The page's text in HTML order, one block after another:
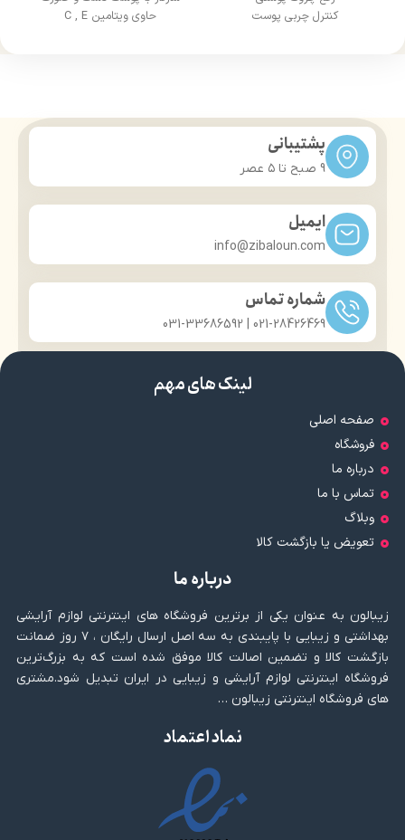
کنترل چربی پوست
حاوی ویتامین C , E
پشتیبانی
9 صبح تا ۵ عصر
ایمیل
info@zibaloun.com
شماره تماس
021-28426469 | 031-33686592
لینک های مهم
صفحه اصلی
فروشگاه
درباره ما
تماس با ما
وبلاگ
تعویض یا بازگشت کالا
درباره ما
زیبالون به عنوان یکی از برترین فروشگاه های اینترنتی لوازم آرایشی
بهداشتی و زیبایی با پایبندی به سه اصل ارسال رایگان ، ۷ روز ضمانت
بازگشت کالا و تضمین اصالت کالا موفق شده است که به بزرگ‌ترین
فروشگاه اینترنتی لوازم آرایشی و زیبایی در ایران تبدیل شود.مشتری
های فروشگاه اینترنتی زیبالون …
نماد اعتماد